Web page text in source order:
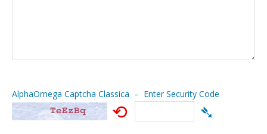
AlphaOmega Captcha Classica – Enter Security Code
⟲ ➴